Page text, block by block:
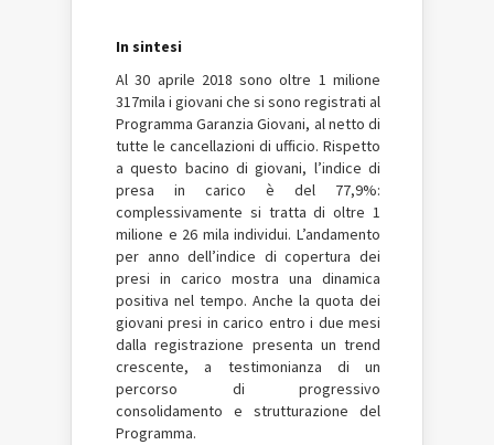
In sintesi
Al 30 aprile 2018 sono oltre 1 milione
317mila i giovani che si sono registrati al
Programma Garanzia Giovani, al netto di
tutte le cancellazioni di ufficio. Rispetto
a questo bacino di giovani, l’indice di
presa in carico è del 77,9%:
complessivamente si tratta di oltre 1
milione e 26 mila individui. L’andamento
per anno dell’indice di copertura dei
presi in carico mostra una dinamica
positiva nel tempo. Anche la quota dei
giovani presi in carico entro i due mesi
dalla registrazione presenta un trend
crescente, a testimonianza di un
percorso di progressivo
consolidamento e strutturazione del
Programma.